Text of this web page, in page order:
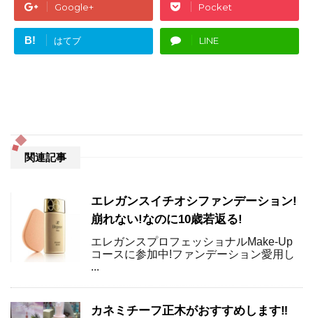
Google+ Pocket
B! はてブ LINE
関連記事
エレガンスイチオシファンデーション!
崩れない!なのに10歳若返る!
エレガンスプロフェッショナルMake-Up
コースに参加中!ファンデーション愛用し
...
カネミチーフ正木がおすすめします‼